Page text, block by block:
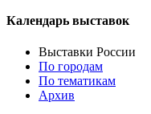
Календарь выставок
Выставки России
По городам
По тематикам
Архив